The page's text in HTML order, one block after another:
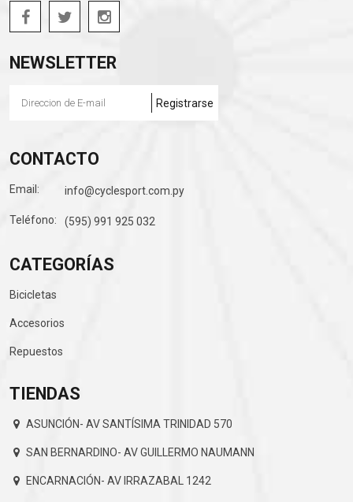
NEWSLETTER
CONTACTO
Email: info@cyclesport.com.py
Teléfono: (595) 991 925 032
CATEGORÍAS
Bicicletas
Accesorios
Repuestos
TIENDAS
ASUNCIÓN- AV SANTÍSIMA TRINIDAD 570
SAN BERNARDINO- AV GUILLERMO NAUMANN
ENCARNACIÓN- AV IRRAZABAL 1242